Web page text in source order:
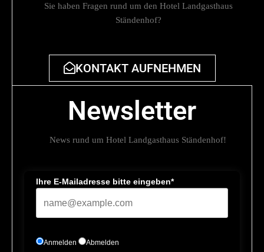
Sie haben Fragen rund um den Hotel Landgasthaus
Ständenhof?
KONTAKT AUFNEHMEN
Newsletter
News rund um Hotel Landgasthaus Ständenhof!
Ihre E-Mailadresse bitte eingeben*
Anmelden Abmelden